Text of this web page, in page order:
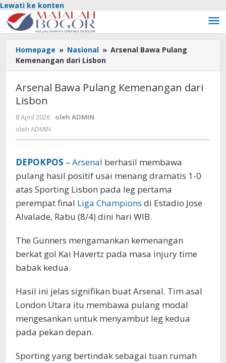
Lewati ke konten
Homepage » Nasional » Arsenal Bawa Pulang
Kemenangan dari Lisbon
Arsenal Bawa Pulang Kemenangan dari
Lisbon
8 April 2026 oleh ADMIN
oleh ADMIN
DEPOKPOS – Arsenal berhasil membawa
pulang hasil positif usai menang dramatis 1-0
atas Sporting Lisbon pada leg pertama
perempat final Liga Champions di Estadio Jose
Alvalade, Rabu (8/4) dini hari WIB.
The Gunners mengamankan kemenangan
berkat gol Kai Havertz pada masa injury time
babak kedua.
Hasil ini jelas signifikan buat Arsenal. Tim asal
London Utara itu membawa pulang modal
mengesankan untuk menyambut leg kedua
pada pekan depan.
Sporting yang bertindak sebagai tuan rumah